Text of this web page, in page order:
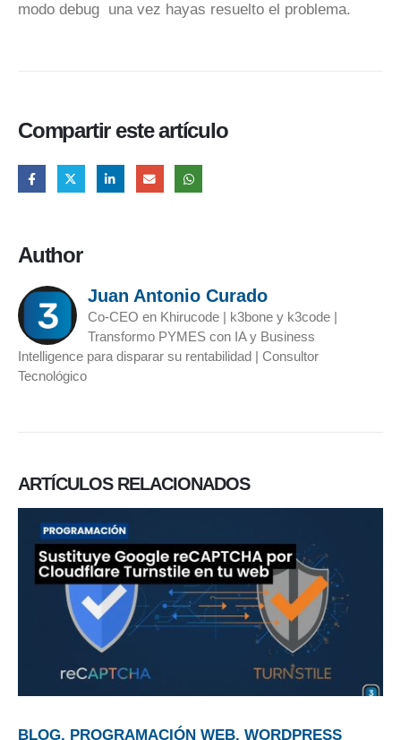
modo debug una vez hayas resuelto el problema.
Compartir este artículo
Author
Juan Antonio Curado
Co-CEO en Khirucode | k3bone y k3code |
Transformo PYMES con IA y Business
Intelligence para disparar su rentabilidad | Consultor
Tecnológico
ARTÍCULOSRELACIONADOS
BLOG, PROGRAMACIÓN WEB, WORDPRESS